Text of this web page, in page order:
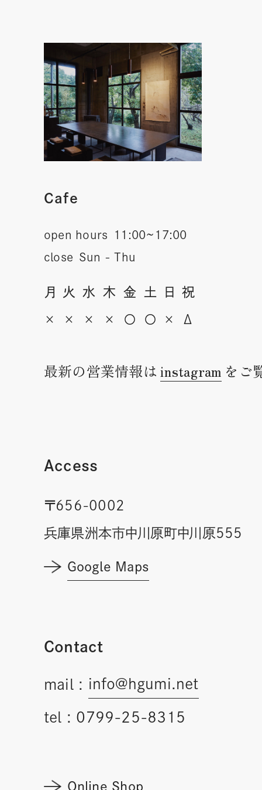
Cafe
open hours 11:00~17:00
close Sun - Thu
月 火 水 木 金 土 日 祝
× × × × 〇 〇 × Δ
最新の営業情報は instagram をご
Access
〒656-0002
兵庫県洲本市中川原町中川原555
Google Maps
Contact
mail : info@hgumi.net
tel : 0799-25-8315
Online Shop